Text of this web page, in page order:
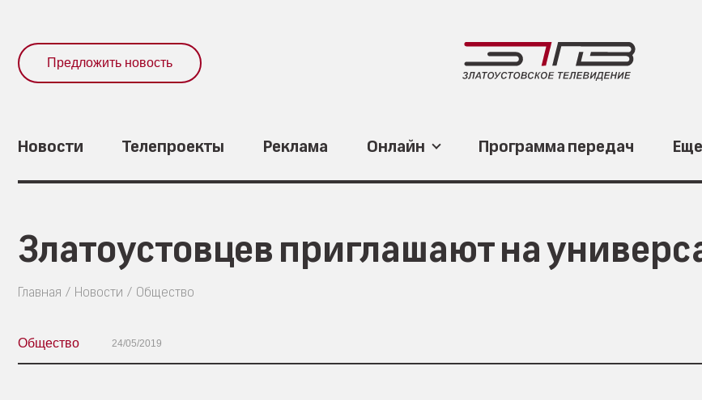
Предложить новость
Новости Телепроекты Реклама Онлайн Программа передач Еще
Златоустовцев приглашают на
Главная Новости Общество
Общество 24/05/2019